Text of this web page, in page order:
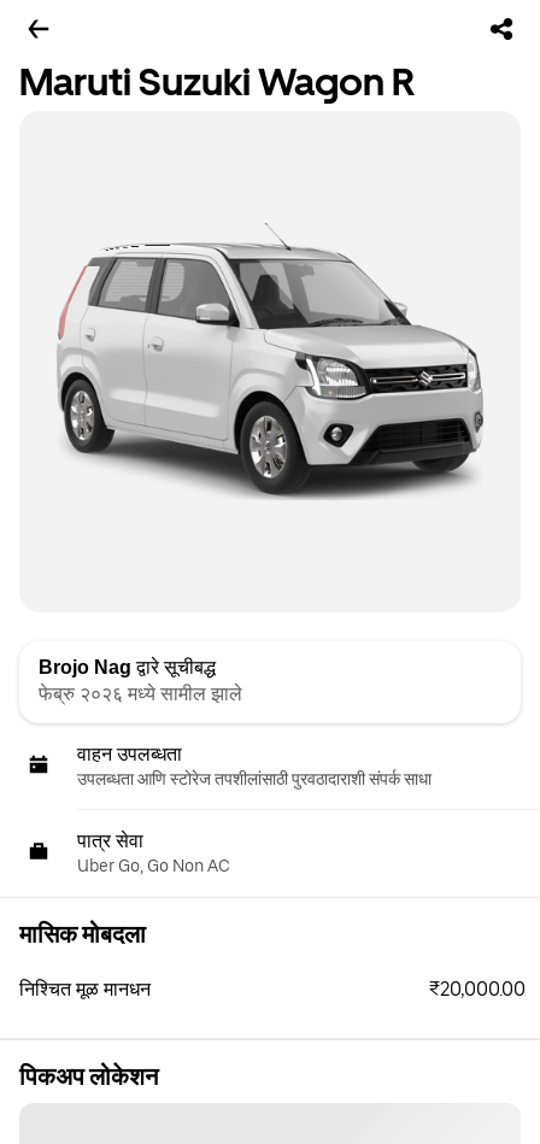
Maruti Suzuki Wagon R
Brojo Nag द्वारे सूचीबद्ध
फेब्रु २०२६ मध्ये सामील झाले
वाहन उपलब्धता
उपलब्धता आणि स्टोरेज तपशीलांसाठी पुरवठादाराशी संपर्क साधा
पात्र सेवा
Uber Go, Go Non AC
मासिक मोबदला
निश्चित मूळ मानधन ₹20,000.00
पिकअप लोकेशन